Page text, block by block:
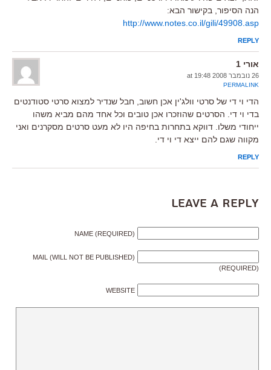
הנה הסיפור, בקישור הבא:
http://www.notes.co.il/gili/49908.asp
REPLY
אורי 1
26 נובמבר 2008 at 19:48
PERMALINK
הדי וי די של סרטי וולג'ין אכן חשוב, חבל שנדיר למצוא סרטי סטודנטים
בדי וי די. הסרטים שהוזכרו אכן טובים וכל אחד מהם מביא משהו
ייחודי משלו. דווקא בתחרות בחיפה היו לא מעט סרטים מסקרנים ואני
מקווה שגם להם ייצא די וי די.
REPLY
Leave a Reply
NAME (REQUIRED)
MAIL (WILL NOT BE PUBLISHED)
(REQUIRED)
WEBSITE